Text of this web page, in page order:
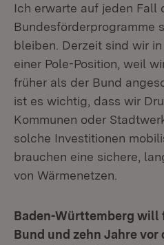
Ich erwarte auf jeden Fall
Bundesförderprogramme
bleiben. Derzeit sind wir
einer Pole-Position, weil
früher als der Bund
ist es wichtig, dass wir
Kommunen oder
solche Investitionen
brauchen eine sichere,
von Wärmenetzen.
Baden-Württemberg will
Bund und zehn Jahre